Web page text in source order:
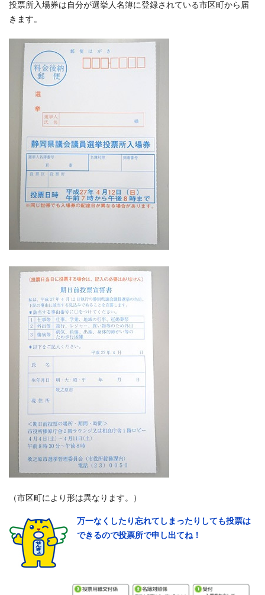
投票所入場券は自分が選挙人名簿に登録されている市区町から届
きます。
（市区町により形は異なります。）
万一なくしたり忘れてしまったりしても投票は
できるので投票所で申し出てね！